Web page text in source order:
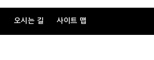
오시는 길 사이트 맵